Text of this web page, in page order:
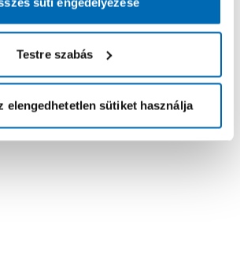
Testre szabás
elengedhetetlen sütiket használja